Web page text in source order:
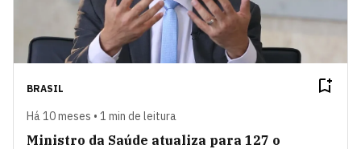
BRASIL
Há 10 meses • 1 min de leitura
Ministro da Saúde atualiza para 127 o